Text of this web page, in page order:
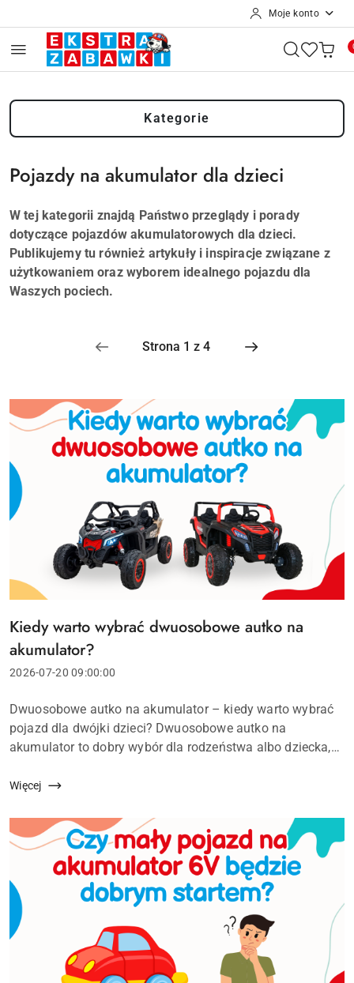
Moje konto
Kategorie
Pojazdy na akumulator dla dzieci
W tej kategorii znajdą Państwo przeglądy i porady
dotyczące pojazdów akumulatorowych dla dzieci.
Publikujemy tu również artykuły i inspiracje związane z
użytkowaniem oraz wyborem idealnego pojazdu dla
Waszych pociech.
Tytuł
artykułu:
Kiedy warto wybrać dwuosobowe autko na
akumulator?
Data
2026-07-20 09:00:00
Treść
artykułu:
Dwuosobowe autko na akumulator – kiedy warto wybrać
pojazd dla dwójki dzieci? Dwuosobowe autko na
akumulator to dobry wybór dla rodzeństwa albo dziecka,
Taki model daje więc...
Więcej